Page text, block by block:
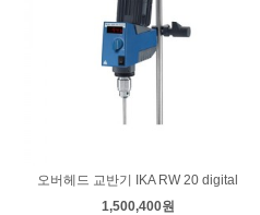
오버헤드 교반기 IKA RW 20 digital
1,500,400원